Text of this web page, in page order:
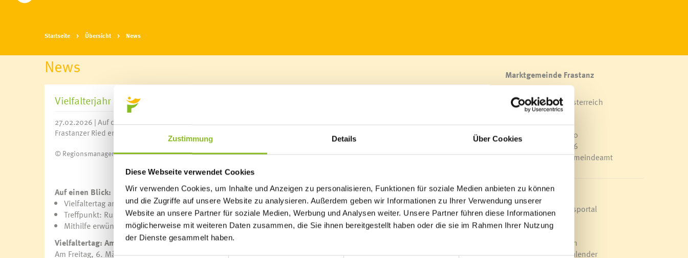
Zustimmung Details Über Cookies
Diese Webseite verwendet Cookies
Wir verwenden Cookies, um Inhalte und Anzeigen zu personalisieren, Funktionen für soziale Medien anbieten zu können
und die Zugriffe auf unsere Website zu analysieren. Außerdem geben wir Informationen zu Ihrer Verwendung unserer
Website an unsere Partner für soziale Medien, Werbung und Analysen weiter. Unsere Partner führen diese Informationen
möglicherweise mit weiteren Daten zusammen, die Sie ihnen bereitgestellt haben oder die sie im Rahmen Ihrer Nutzung
der Dienste gesammelt haben.
Startseite Übersicht News
News
Vielfalterjahr 2026
27.02.2026 | Auf der Suche nach Naturbegeisterten von Jung bis Alt, die sich aktiv für die Artenvielfalt im Europaschutzgebiet
Frastanzer Ried engagieren wollen.
© Regionsmanagement Europaschutzgebiete
Auf einen Blick:
Vielfaltertag am Freitag, 6. März 2025 | 08:30–11:30 Uhr
Treffpunkt: Rungeldonweg, Waldrand
Mithilfe erwünscht: Pflegearbeiten für Amphibien & Riedwiesen
Vielfaltertag: Amphibien & Gehölze
Am Freitag, 6. März 2025, findet von 08:30 bis 11:30 Uhr der erste Vielfaltertag des neuen Jahres statt. Treffpunkt ist am
Marktgemeinde Frastanz
A-6820 Frastanz, Österreich
Lageplan
T0043 5522 51534-0
F 0043 5522 51534-6
E-Mail an das Gemeindeamt
Schnellzugriff
Veröffentlichungsportal
Blackout
Ortsplan
Bürgermeldungen
Veranstaltungskalender